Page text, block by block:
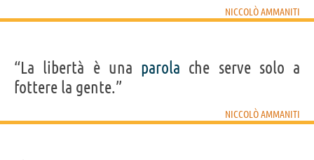
NICCOLÒ AMMANITI
“La libertà è una parola che serve solo a
fottere la gente.”
NICCOLÒ AMMANITI